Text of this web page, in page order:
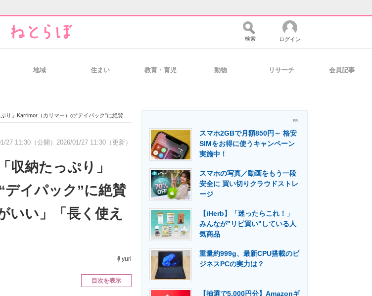
経営リーダーのコミュニティ マーケ×ITの今がよく分かる
製造業のIT導入・活用を支援
エネルギーの専門メディア 建設×テクノロジーの最前線
検索 ログイン
地域 住まい 教育・育児 動物 リサーチ 会員記事
マー）の“デイパック”に絶賛の声 「人と被らないのがいい」「長く使えそう」
27 11:30（公開） 2026/01/27 11:30（更新）
収納たっぷり」
イパック”に絶賛
い」「長く使え
yuri
目次を表示
- PR -
スマホ2GBで月額850円～ 格安
SIMをお得に使うキャンペーン
実施中！
スマホの写真／動画をもう一段
安全に 買い切りクラウドストレ
ージ
【iHerb】「迷ったらこれ！」
みんなが"リピ買い"している人
気商品
重量約999g、最新CPU搭載のビ
ジネスPCの実力は？
【抽選で5,000円分】Amazonギ